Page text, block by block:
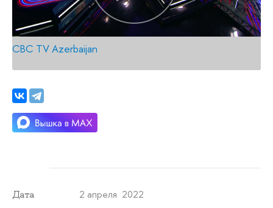
CBC TV Azerbaijan
Дата 2 апреля 2022